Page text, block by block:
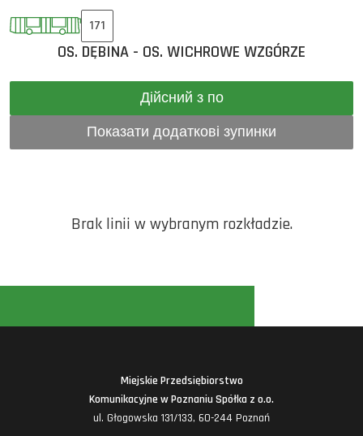
171
OS. DĘBINA - OS. WICHROWE WZGÓRZE
Дійсний з по
Показати додаткові зупинки
Brak linii w wybranym rozkładzie.
Miejskie Przedsiębiorstwo
Komunikacyjne w Poznaniu Spółka z o.o.
ul. Głogowska 131/133, 60-244 Poznań